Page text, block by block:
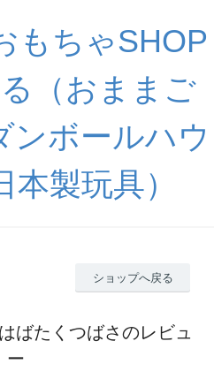
もちゃSHOP
（おままご
ンボールハウ
製玩具）
ショップへ戻る
ばたくつばさのレビュ
ー